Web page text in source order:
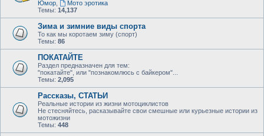
Юмор
Мото эротика
Темы: 14,137
Зима и зимние виды спорта
То как мы коротаем зиму (спорт)
Темы: 86
ПОКАТАЙТЕ
Раздел предназначен для тем:
"покатайте", или "познакомлюсь с байкером"...
Темы: 2,095
Рассказы, СТАТЬИ
Реальные истории из жизни мотоциклистов
Не стесняйтесь, расказывайте свои смешные или курьезные истории из
мотожизни
Темы: 448